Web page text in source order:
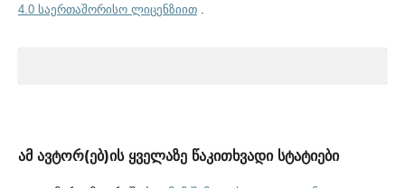
4.0 საერთაშორისო ლიცენზიით.
ამ ავტორ(ებ)ის ყველაზე წაკითხვადი სტატიები